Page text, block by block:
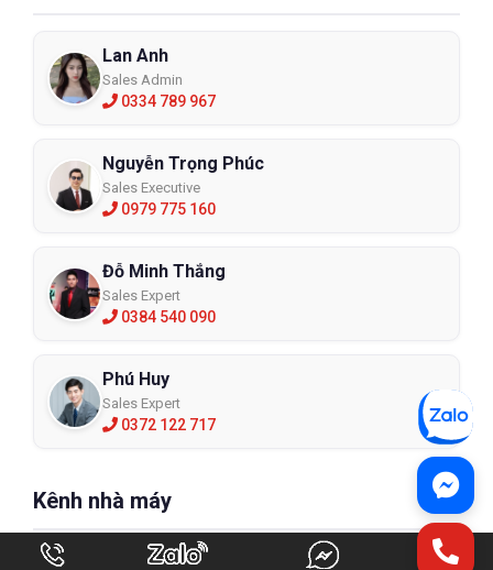
Lan Anh
Sales Admin
0334 789 967
Nguyễn Trọng Phúc
Sales Executive
0979 775 160
Đỗ Minh Thắng
Sales Expert
0384 540 090
Phú Huy
Sales Expert
0372 122 717
Kênh nhà máy